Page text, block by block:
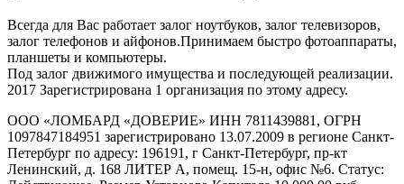
Всегда для Вас работает залог ноутбуков, залог телевизоров,
залог телефонов и айфонов.Принимаем быстро фотоаппараты,
планшеты и компьютеры.
Под залог движимого имущества и последующей реализации.
2017 Зарегистрирована 1 организация по этому адресу.
ООО «ЛОМБАРД «ДОВЕРИЕ» ИНН 7811439881, ОГРН
1097847184951 зарегистрировано 13.07.2009 в регионе Санкт-
Петербург по адресу: 196191, г Санкт-Петербург, пр-кт
Ленинский, д. 168 ЛИТЕР А, помещ. 15-н, офис №6. Статус: